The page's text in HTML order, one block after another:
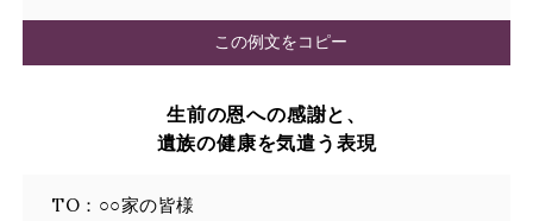
この例文をコピー
生前の恩への感謝と、
遺族の健康を気遣う表現
TO：○○家の皆様